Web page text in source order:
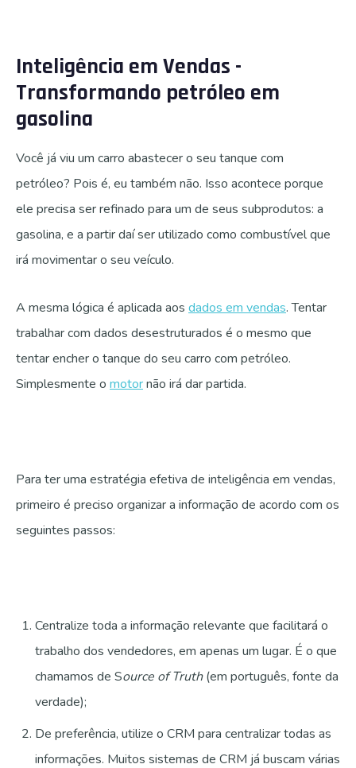
Inteligência em Vendas -
Transformando petróleo em
gasolina
Você já viu um carro abastecer o seu tanque com
petróleo? Pois é, eu também não. Isso acontece porque
ele precisa ser refinado para um de seus subprodutos: a
gasolina, e a partir daí ser utilizado como combustível que
irá movimentar o seu veículo.
A mesma lógica é aplicada aos dados em vendas. Tentar
trabalhar com dados desestruturados é o mesmo que
tentar encher o tanque do seu carro com petróleo.
Simplesmente o motornão irá dar partida.
Para ter uma estratégia efetiva de inteligência em vendas,
primeiro é preciso organizar a informação de acordo com os
seguintes passos:
Centralize toda a informação relevante que facilitará o
trabalho dos vendedores, em apenas um lugar. É o que
chamamos de Source of Truth(em português, fonte da
verdade);
De preferência, utilize o CRM para centralizar todas as
informações. Muitos sistemas de CRM já buscam várias